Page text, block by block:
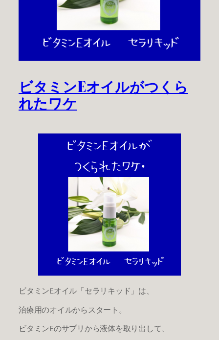
ビタミンEオイルがつくら
れたワケ
ビタミンEオイル「セラリキッド」は、
治療用のオイルからスタート。
ビタミンEのサプリから液体を取り出して、